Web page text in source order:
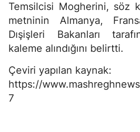
Temsilcisi Mogherini, söz
metninin Almanya,
Dışişleri Bakanları
kaleme alındığını belirtti.
Çeviri yapılan kaynak:
https://
7